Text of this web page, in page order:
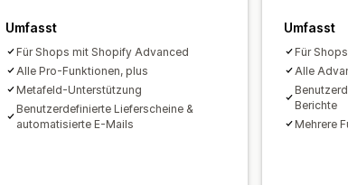
Berichte
E-Mail-
Umfasst
Für Shops mit Shopify Advanced
Alle Pro-Funktionen, plus
Metafeld-Unterstützung
Benutzerdefinierte Lieferscheine &
automatisierte E-Mails
Umfasst
Für
Alle
Berichte
Mehrere